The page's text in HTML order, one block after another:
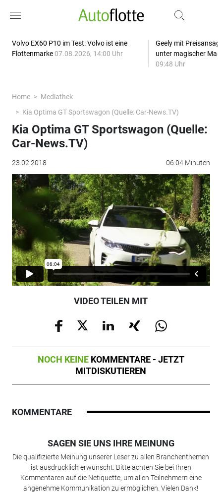
Volvo EX60 P10 im Test: Volvo ist eine
Flottenmarke 07.08.2026, 14:00 Uhr
Geely mit
unter magischer
09:48 Uhr
Home
Mediathek
Kia Optima GT Sportswagon (Quelle: Car-News.TV)
23.02.2018 06:04 Minuten
Kia Optima GT Sportswagon (Quelle:
Car-News.TV)
VIDEO TEILEN MIT
NOCH KEINE KOMMENTARE - JETZT
MITDISKUTIEREN
KOMMENTARE
SAGEN SIE UNS IHRE MEINUNG
Die qualifizierte Meinung unserer Leser zu allen Branchenthemen
ist ausdrücklich erwünscht. Bitte achten Sie bei Ihren
Kommentaren auf die Netiquette, um allen Teilnehmern eine
angenehme Kommunikation zu ermöglichen. Vielen Dank!